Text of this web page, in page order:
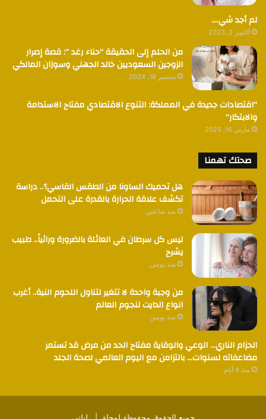
لم أجد شي….
أكتوبر 2, 2023
من الحلم إلى الحقيقة “حناء رغد “: قصة إصرار
الزوجين السعوديين خالد الجهني وسوزان المالكي
سبتمبر 18, 2024
“اقتصادات جديدة في المملكة: التنوع الاقتصادي مفتاح الاستدامة
والابتكار”
مارس 16, 2025
صحتك تهمنا
هل تحميك الساونا من الطقس القاسي؟.. دراسة
تكشف علاقة الحرارة بالقدرة على التحمل
منذ ساعتين
ليس كل سرطان في العائلة بالضرورة وراثياً.. طبيب
يشرح
منذ يومين
من وجبة واحدة لا تتغير لتناول اللحوم النية.. أغرب
انواع الدايت لنجوم العالم
منذ يومين
الحزام الناري… الوعي والوقاية مفتاح الحد من مرض قد تستمر
مضاعفاته لسنوات… بالتزامن مع اليوم العالمي لصحة الجلد
منذ 4 أيام